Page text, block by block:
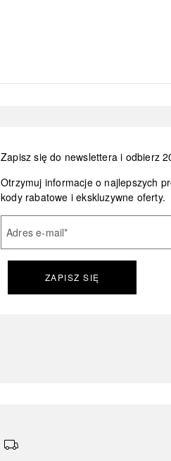
Zapisz się do newslettera i odbierz
Otrzymuj informacje o najlepszych
kody rabatowe i ekskluzywne oferty.
Adres e-mail*
ZAPISZ SIĘ